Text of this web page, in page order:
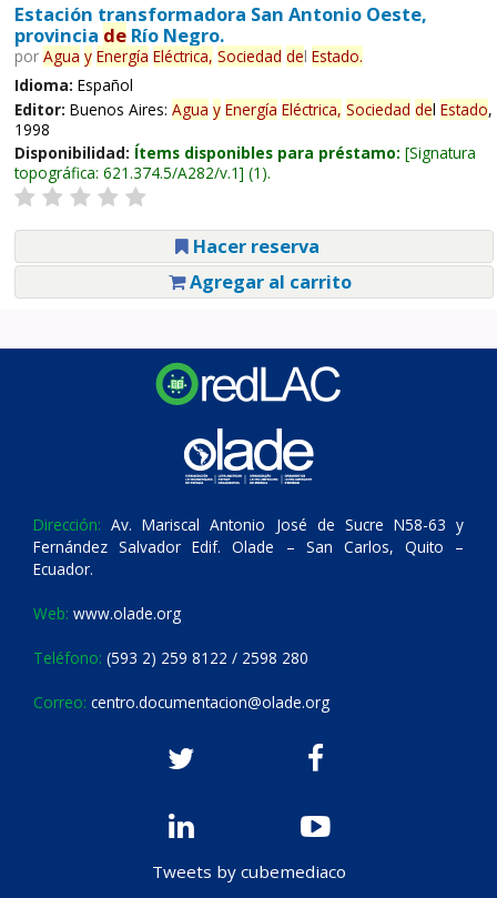
Estación transformadora San Antonio Oeste,
provincia deRío Negro.
por Agua y Energía Eléctrica, Sociedad del Estado.
Idioma: Español
Editor: Buenos Aires: Agua y Energía Eléctrica, Sociedad del Estado,
1998
Disponibilidad: Ítems disponibles para préstamo: Signatura
topográfica: 621.374.5/A282/v.1 (1).
Hacer reserva
Agregar al carrito
Dirección: Av. Mariscal Antonio José de Sucre N58-63 y
Fernández Salvador Edif. Olade – San Carlos, Quito –
Ecuador.
Web: www.olade.org
Teléfono: (593 2) 259 8122 / 2598 280
Correo: centro.documentacion@olade.org
Tweets by cubemediaco